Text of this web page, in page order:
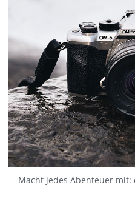
Macht jedes Abenteuer mit: